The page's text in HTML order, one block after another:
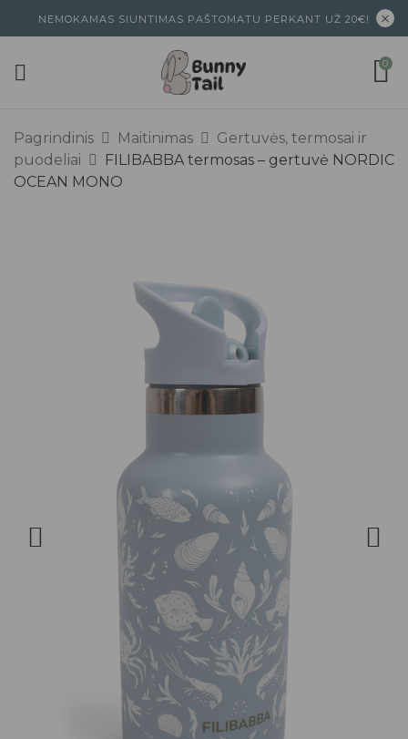
NEMOKAMAS SIUNTIMAS PAŠTOMATU PERKANT UŽ 20€!
0
Pagrindinis Maitinimas
Gertuvės, termosai ir
puodeliai
FILIBABBA termosas – gertuvė NORDIC
OCEAN MONO